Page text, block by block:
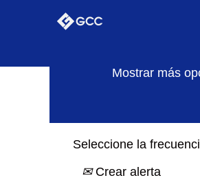
Buscar por
Mostrar más
Seleccione la
Crear alerta